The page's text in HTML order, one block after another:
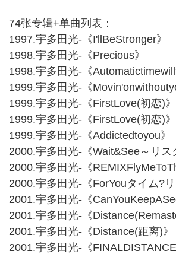
74张专辑+单曲列表：
1997.宇多田光-《I'llBeStronger》
1998.宇多田光-《Precious》
1998.宇多田光-《
1999.宇多田光-《
1999.宇多田光-《FirstLove(初恋)》
1999.宇多田光-《FirstLove(初恋)》
1999.宇多田光-《Addictedtoyou》
2000.宇多田光-《Wait&See～リス
2000.宇多田光-《
2000.宇多田光-《ForYouタイム?リ
2001.宇多田光-《
2001.宇多田光-《
2001.宇多田光-《Distance(距离)》
2001.宇多田光-《FINALDISTANCE